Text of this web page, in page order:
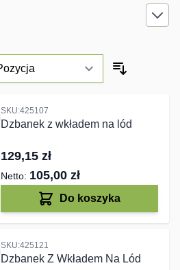
SKU:425107
Dzbanek z wkładem na lód
129,15 zł
105,00 zł
Do koszyka
SKU:425121
Dzbanek Z Wkładem Na Lód